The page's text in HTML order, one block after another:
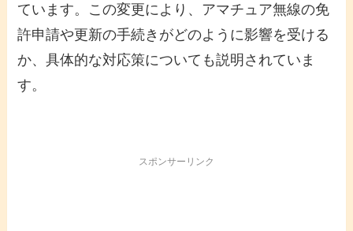
ています。この変更により、アマチュア無線の免
許申請や更新の手続きがどのように影響を受ける
か、具体的な対応策についても説明されていま
す。
スポンサーリンク